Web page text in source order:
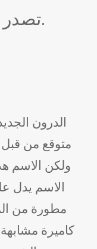
تصدر خلال شهر أبريل.
متوقع من
الاسم يدل